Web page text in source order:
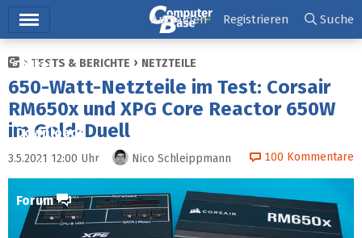
Ticker
Tests
Downloads
Preisvergleich
Forum
Anmelden Registrieren Suche
TESTS & BERICHTE NETZTEILE
650-Watt-Netzteile im Test: Corsair
RM650x und XPG Core Reactor 650W
im Gold-Duell
3.5.2021 12:00 Uhr Nico Schleippmann 100 Kommentare